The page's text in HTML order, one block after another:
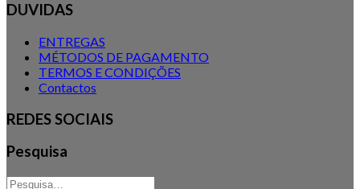
DUVIDAS
ENTREGAS
MÉTODOS DE PAGAMENTO
TERMOS E CONDIÇÕES
Contactos
REDES SOCIAIS
Pesquisa